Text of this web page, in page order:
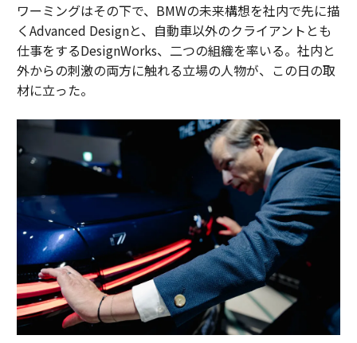
ワーミングはその下で、BMWの未来構想を社内で先に描
くAdvanced Designと、自動車以外のクライアントとも
仕事をするDesignWorks、二つの組織を率いる。社内と
外からの刺激の両方に触れる立場の人物が、この日の取
材に立った。